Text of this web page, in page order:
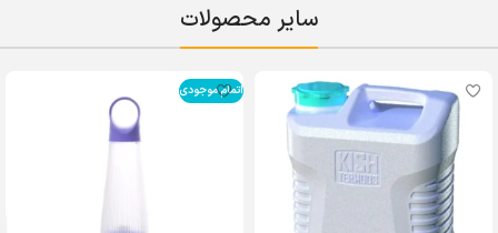
سایر محصولات
اتمام موجودی